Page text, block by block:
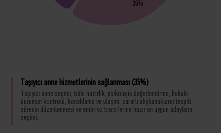
35%
Taşıyıcı anne hizmetlerinin sağlanması (35%)
Taşıyıcı anne seçimi, tıbbi hazırlık, psikolojik değerlendirme, hukuki
durumun kontrolü, konaklama ve ulaşım, zararlı alışkanlıkların tespiti,
sürecin düzenlenmesi ve embriyo transferine hazır en uygun adayların
seçimi.